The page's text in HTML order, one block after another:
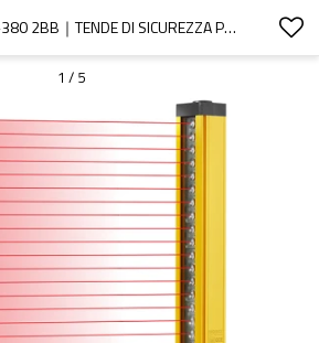
DK-QCE20-20-380 2BB｜TENDE DI SICUREZZA PER MACCHINE｜DADISICK
1 / 5